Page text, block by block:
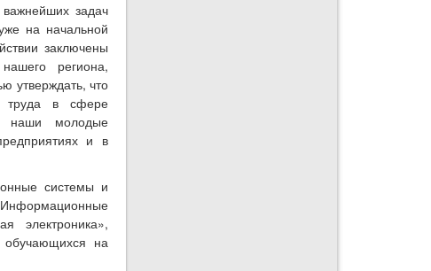
задач
на начальной
заключены
региона,
утверждать, что
труда в сфере
а наши молодые
и в
системы и
электроника»,
обучающихся на